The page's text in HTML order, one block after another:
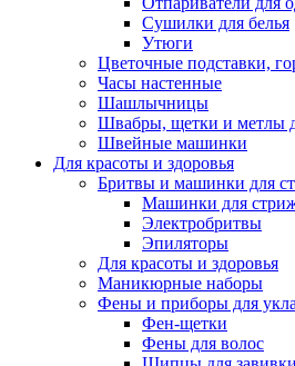
Сушилки для белья
Утюги
Цветочные подставки,
Часы настенные
Шашлычницы
Швабры, щетки и метлы
Швейные машинки
Для красоты и здоровья
Бритвы и машинки для
Машинки для
Электробритвы
Эпиляторы
Для красоты и здоровья
Маникюрные наборы
Фены и приборы для
Фен-щетки
Фены для волос